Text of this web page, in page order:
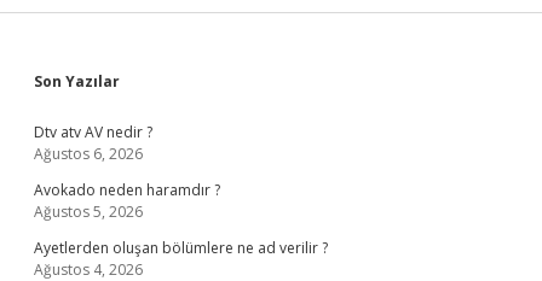
Sidebar
Son Yazılar
Dtv atv AV nedir ?
Ağustos 6, 2026
Avokado neden haramdır ?
Ağustos 5, 2026
Ayetlerden oluşan bölümlere ne ad verilir ?
Ağustos 4, 2026